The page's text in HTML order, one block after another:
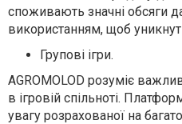
споживають значні обсяги
використанням, щоб
Групові ігри.
AGROMOLOD розуміє
в ігровій спільноті.
увагу розрахованої на